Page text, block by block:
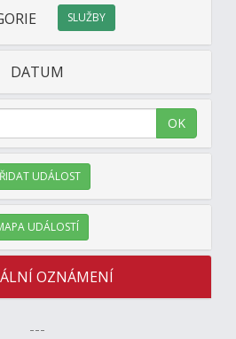
SLUŽBY
DATUM
OK
UDÁLOST
UDÁLOSTÍ
OZNÁMENÍ
---